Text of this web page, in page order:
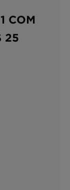
COM
25